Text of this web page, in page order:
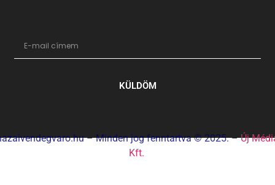
KÜLDÖM
– Minden jog fenntartva © 2025. –Új
Kft.